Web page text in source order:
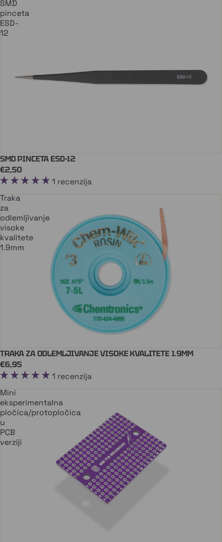
SMD
pinceta
ESD-
12
Dodaj U Košaricu
SMD PINCETA ESD-12
€2,50
1 recenzija
Traka
za
odlemljivanje
visoke
kvalitete
1.9mm
Stiže uskoro
TRAKA ZA ODLEMLJIVANJE VISOKE KVALITETE 1.9MM
€6,95
1 recenzija
Mini
eksperimentalna
pločica/protopločica
u
PCB
verziji